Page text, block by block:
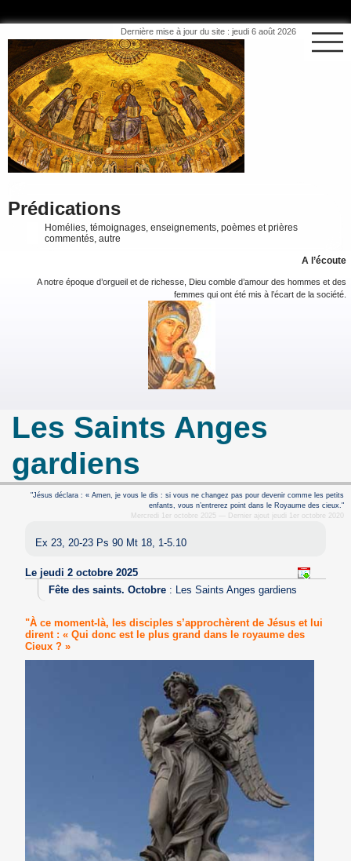
Dernière mise à jour du site : jeudi 6 août 2026
Prédications
Homélies, témoignages, enseignements, poèmes et prières
commentés, autre
A l’écoute
A notre époque d’orgueil et de richesse, Dieu comble d’amour des hommes et des
femmes qui ont été mis à l’écart de la société.
Les Saints Anges
gardiens
"Jésus déclara : « Amen, je vous le dis : si vous ne changez pas pour devenir comme les petits
enfants, vous n’entrerez point dans le Royaume des cieux."
Mercredi 1er octobre 2025 — Dernier ajout jeudi 1er octobre 2020
Ex 23, 20-23 Ps 90 Mt 18, 1-5.10
Le jeudi 2 octobre 2025
Fête des saints. Octobre: Les Saints Anges gardiens
"À ce moment-là, les disciples s’approchèrent de Jésus et lui
dirent : « Qui donc est le plus grand dans le royaume des
Cieux ? »